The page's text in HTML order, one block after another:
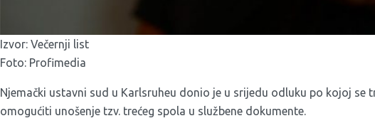
Izvor: Večernji list
Foto: Profimedia
Njemački ustavni sud u Karlsruheu donio je u srijedu odluku po kojoj se
omogućiti unošenje tzv. trećeg spola u službene dokumente.